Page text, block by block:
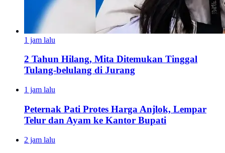
1 jam lalu
2 Tahun Hilang, Mita Ditemukan Tinggal
Tulang-belulang di Jurang
1 jam lalu
Peternak Pati Protes Harga Anjlok, Lempar
Telur dan Ayam ke Kantor Bupati
2 jam lalu